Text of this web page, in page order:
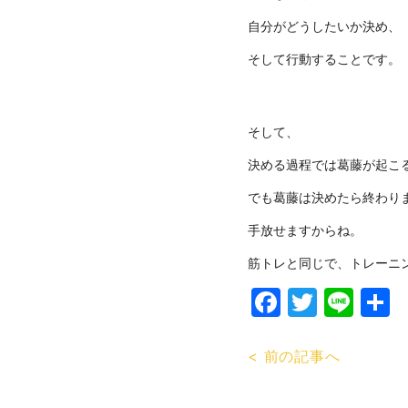
自分がどうしたいか決め、
そして行動することです。
そして、
決める過程では葛藤が起こ
でも葛藤は決めたら終わり
手放せますからね。
筋トレと同じで、トレーニ
Facebook
Twitter
Line
< 前の記事へ